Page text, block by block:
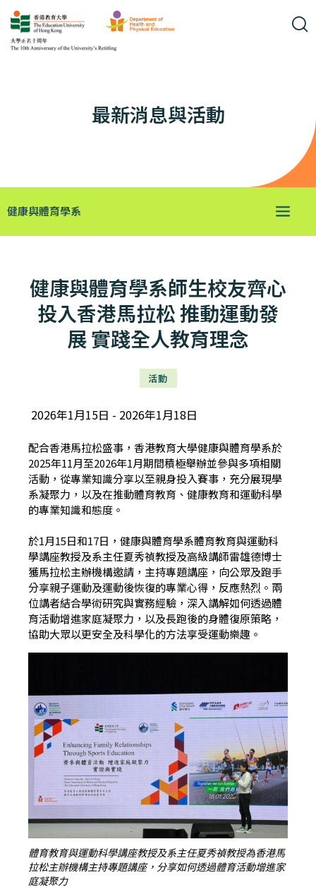
最新消息與活動
健康與體育學系
健康與體育學系師生校友齊心
投入香港馬拉松 推動運動發
展 實踐全人教育理念
活動
2026年1月15日 2026年1月18日
配合香港馬拉松盛事，香港教育大學健康與體育學系於
2025年11月至2026年1月期間積極舉辦並參與多項相關
活動，從專業知識分享以至親身投入賽事，充分展現學
系凝聚力，以及在推動體育教育、健康教育和運動科學
的專業知識和態度。
於1月15日和17日，健康與體育學系體育教育與運動科
學講座教授及系主任夏秀禎教授及高級講師雷雄德博士
獲馬拉松主辦機構邀請，主持專題講座，向公眾及跑手
分享親子運動及運動後恢復的專業心得，反應熱烈。兩
位講者結合學術研究與實務經驗，深入講解如何透過體
育活動增進家庭凝聚力，以及長跑後的身體復原策略，
協助大眾以更安全及科學化的方法享受運動樂趣。
體育教育與運動科學講座教授及系主任夏秀禎教授為香港馬
拉松主辦機構主持專題講座，分享如何透過體育活動增進家
庭凝聚力